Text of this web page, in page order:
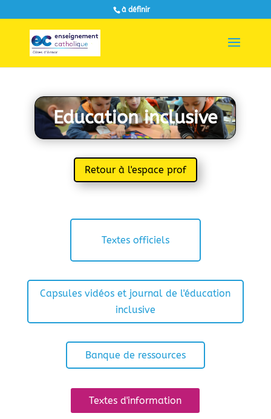
à définir
Education inclusive
Retour à l'espace prof
Textes officiels
Capsules vidéos et journal de l'éducation
inclusive
Banque de ressources
Textes d'information